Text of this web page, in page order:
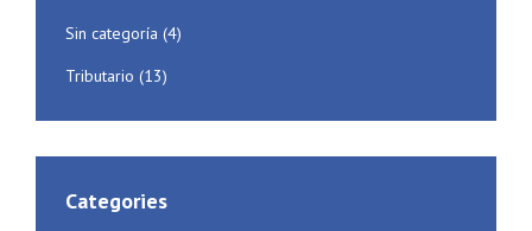
Sin categoría (4)
Tributario (13)
Categories